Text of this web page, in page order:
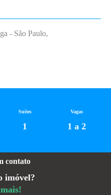
contato
imóvel?
Suítes
1
Vagas
1 a 2
- São Paulo,